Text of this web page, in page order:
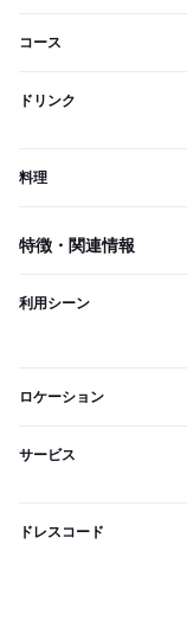
コース
ドリンク
料理
特徴・関連情報
利用シーン
ロケーション
サービス
ドレスコード